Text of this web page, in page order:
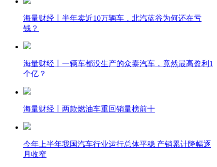
海量财经丨半年卖近10万辆车，北汽蓝谷为何还在亏
钱？
海量财经丨一辆车都没生产的众泰汽车，竟然最高盈利1
个亿？
海量财经丨两款燃油车重回销量榜前十
今年上半年我国汽车行业运行总体平稳 产销累计降幅逐
月收窄